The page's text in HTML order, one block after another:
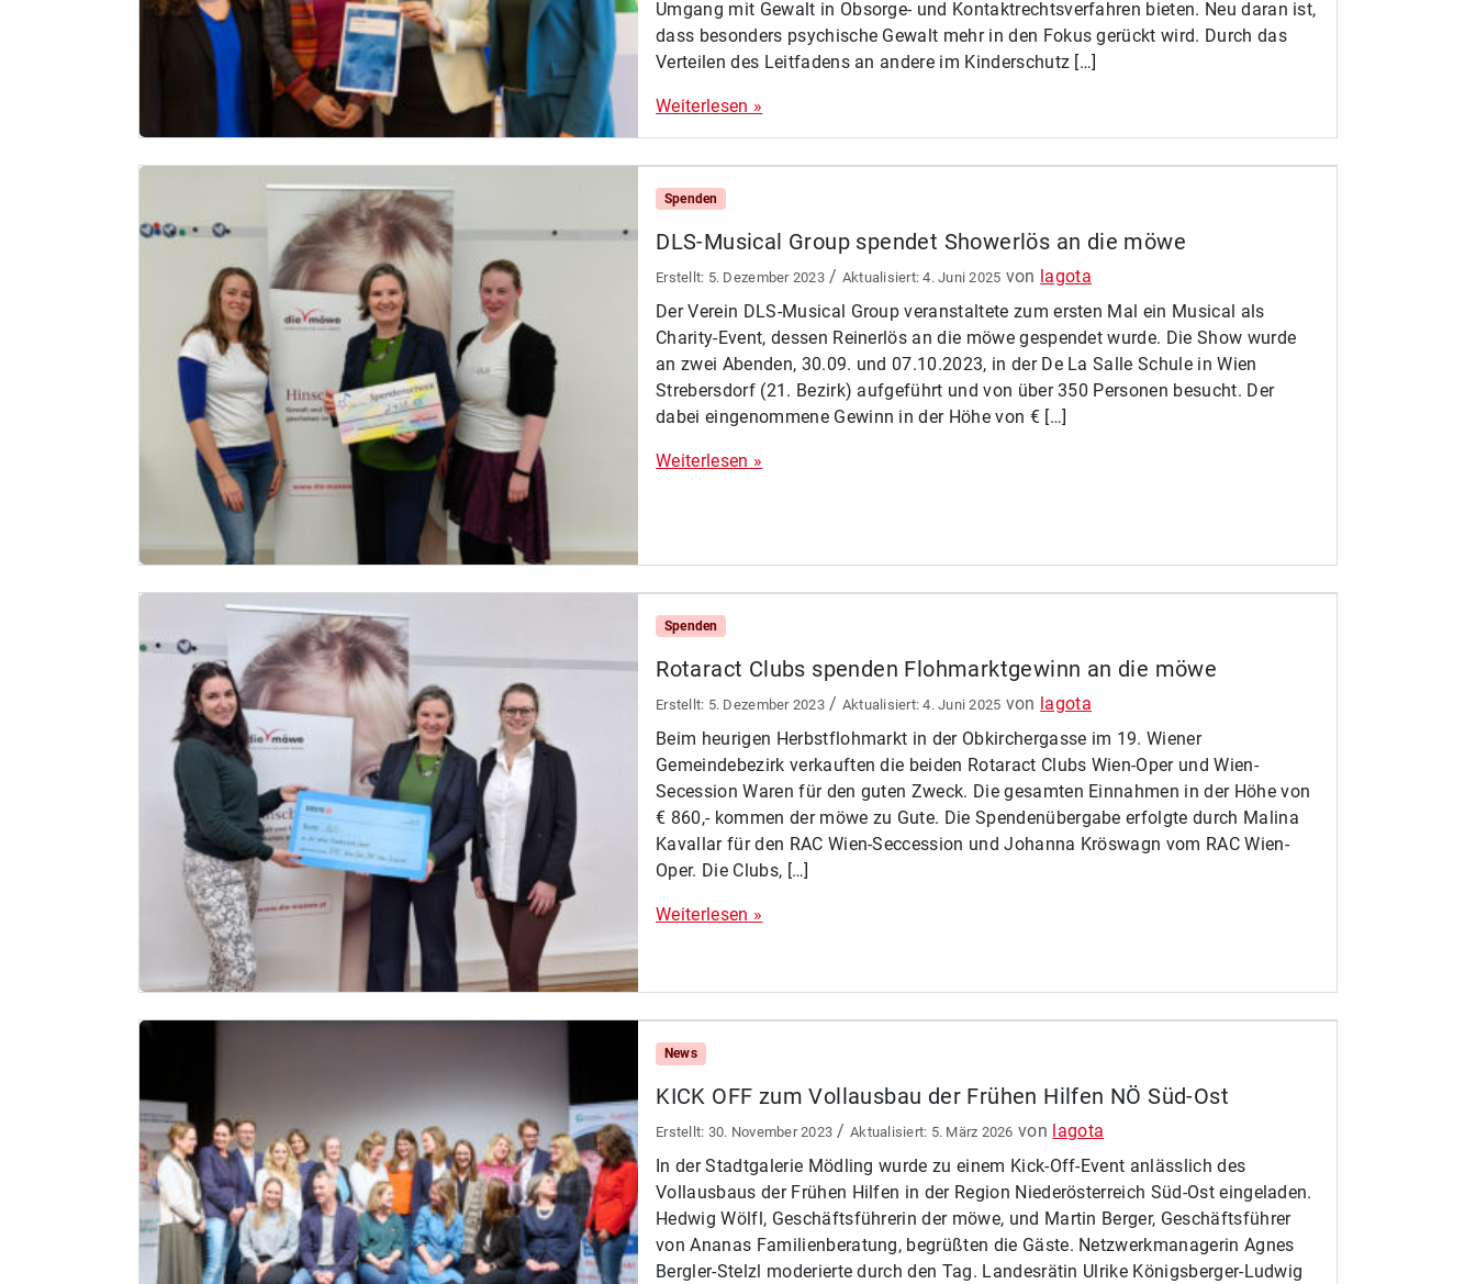
Umgang mit Gewalt in Obsorge- und Kontaktrechtsverfahren bieten. Neu daran ist,
dass besonders psychische Gewalt mehr in den Fokus gerückt wird. Durch das
Verteilen des Leitfadens an andere im Kinderschutz […]
Weiterlesen »
Spenden
DLS-Musical Group spendet Showerlös an die möwe
5. Dezember 2023 / 4. Juni 2025 von lagota
Der Verein DLS-Musical Group veranstaltete zum ersten Mal ein Musical als
Charity-Event, dessen Reinerlös an die möwe gespendet wurde. Die Show wurde
an zwei Abenden, 30.09. und 07.10.2023, in der De La Salle Schule in Wien
Strebersdorf (21. Bezirk) aufgeführt und von über 350 Personen besucht. Der
dabei eingenommene Gewinn in der Höhe von € […]
Weiterlesen »
Spenden
Rotaract Clubs spenden Flohmarktgewinn an die möwe
5. Dezember 2023 / 4. Juni 2025 von lagota
Beim heurigen Herbstflohmarkt in der Obkirchergasse im 19. Wiener
Gemeindebezirk verkauften die beiden Rotaract Clubs Wien-Oper und Wien-
Secession Waren für den guten Zweck. Die gesamten Einnahmen in der Höhe von
€ 860,- kommen der möwe zu Gute. Die Spendenübergabe erfolgte durch Malina
Kavallar für den RAC Wien-Seccession und Johanna Kröswagn vom RAC Wien-
Oper. Die Clubs, […]
Weiterlesen »
News
KICK OFF zum Vollausbau der Frühen Hilfen NÖ Süd-Ost
30. November 2023 / 5. März 2026 von lagota
In der Stadtgalerie Mödling wurde zu einem Kick-Off-Event anlässlich des
Vollausbaus der Frühen Hilfen in der Region Niederösterreich Süd-Ost eingeladen.
Hedwig Wölfl, Geschäftsführerin der möwe, und Martin Berger, Geschäftsführer
von Ananas Familienberatung, begrüßten die Gäste. Netzwerkmanagerin Agnes
Bergler-Stelzl moderierte durch den Tag. Landesrätin Ulrike Königsberger-Ludwig